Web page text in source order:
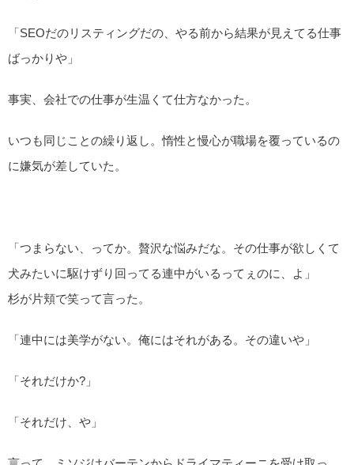
「SEOだのリスティングだの、やる前から結果が見えてる仕事
ばっかりや」
事実、会社での仕事が生温くて仕方なかった。
いつも同じことの繰り返し。惰性と慢心が職場を覆っているの
に嫌気が差していた。
「つまらない、ってか。贅沢な悩みだな。その仕事が欲しくて
犬みたいに駆けずり回ってる連中がいるってぇのに、よ」
杉が片頬で笑って言った。
「連中には美学がない。俺にはそれがある。その違いや」
「それだけか?」
「それだけ、や」